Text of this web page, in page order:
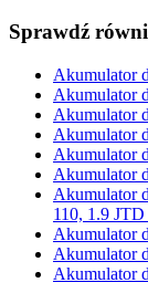
Sprawdź
Akumulator
Akumulator
Akumulator
Akumulator
Akumulator
Akumulator
Akumulator
110, 1.9 JTD
Akumulator
Akumulator
Akumulator